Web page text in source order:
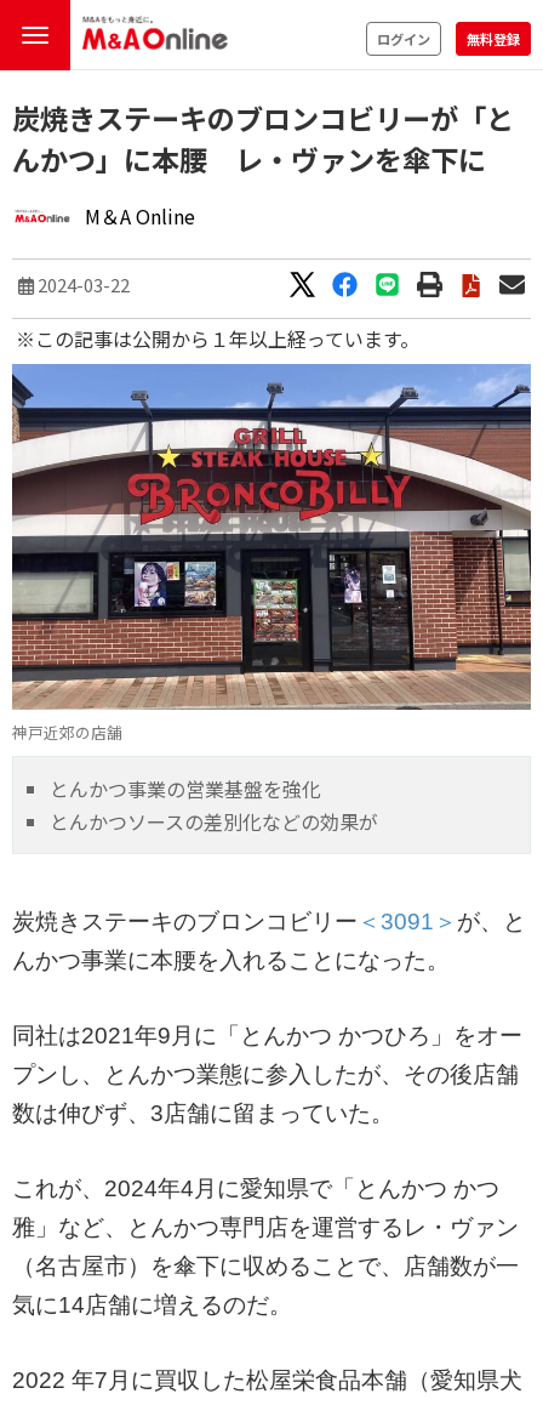
ログイン 無料登録
炭焼きステーキのブロンコビリーが「と
んかつ」に本腰 レ・ヴァンを傘下に
M＆A Online
2024-03-22
※この記事は公開から１年以上経っています。
神戸近郊の店舗
とんかつ事業の営業基盤を強化
とんかつソースの差別化などの効果が
炭焼きステーキのブロンコビリー ＜3091＞ が、と
んかつ事業に本腰を入れることになった。
同社は2021年9月に「とんかつ かつひろ」をオー
プンし、とんかつ業態に参入したが、その後店舗
数は伸びず、3店舗に留まっていた。
これが、2024年4月に愛知県で「とんかつ かつ
雅」など、とんかつ専門店を運営するレ・ヴァン
（名古屋市）を傘下に収めることで、店舗数が一
気に14店舗に増えるのだ。
2022 年7月に買収した松屋栄食品本舗（愛知県犬